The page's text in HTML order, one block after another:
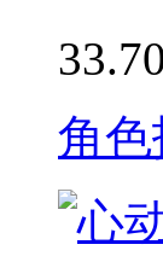
角色